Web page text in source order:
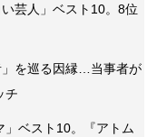
芸人」ベスト10。8位
」を巡る因縁…当事者が
チ
」ベスト10。『アトム